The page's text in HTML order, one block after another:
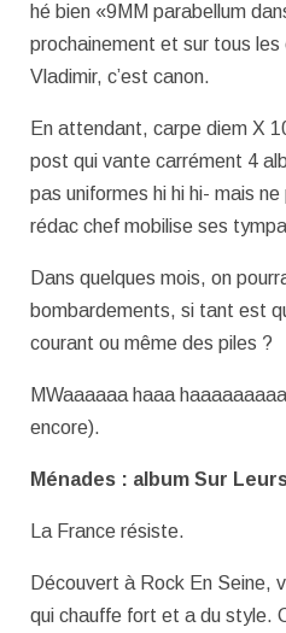
hé bien «9MM parabellum
prochainement et sur tous les
Vladimir, c’est canon.
En attendant, carpe diem X
post qui vante carrément 4
pas uniformes hi hi hi- mais
rédac chef mobilise ses
Dans quelques mois, on
bombardements, si tant est
courant ou même des piles ?
MWaaaaaa haaa
encore).
Ménades : album Sur
La France résiste.
Découvert à Rock En Seine,
qui chauffe fort et a du style.